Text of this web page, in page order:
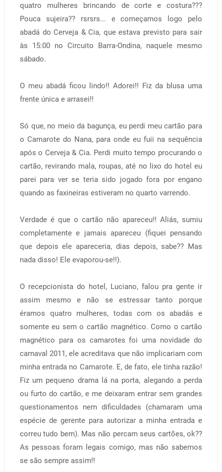
quatro mulheres brincando de corte e costura???
Pouca sujeira?? rsrsrs... e começamos logo pelo
abadá do Cerveja & Cia, que estava previsto para sair
às 15:00 no Circuito Barra-Ondina, naquele mesmo
sábado.
O meu abadá ficou lindo!! Adorei!! Fiz da blusa uma
frente única e arrasei!!
Só que, no meio da bagunça, eu perdi meu cartão para
o Camarote do Nana, para onde eu fuii na sequência
após o Cerveja & Cia. Perdi muito tempo procurando o
cartão, revirando mala, roupas, até no lixo do hotel eu
parei para ver se teria sido jogado fora por engano
quando as faxineiras estiveram no quarto varrendo.
Verdade é que o cartão não apareceu!! Aliás, sumiu
completamente e jamais apareceu (fiquei pensando
que depois ele apareceria, dias depois, sabe?? Mas
nada disso! Ele evaporou-se!!).
O recepcionista do hotel, Luciano, falou pra gente ir
assim mesmo e não se estressar tanto porque
éramos quatro mulheres, todas com os abadás e
somente eu sem o cartão magnético. Como o cartão
magnético para os camarotes foi uma novidade do
carnaval 2011, ele acreditava que não implicariam com
minha entrada no Camarote. E, de fato, ele tinha razão!
Fiz um pequeno drama lá na porta, alegando a perda
ou furto do cartão, e me deixaram entrar sem grandes
questionamentos nem dificuldades (chamaram uma
espécie de gerente para autorizar a minha entrada e
correu tudo bem). Mas não percam seus cartões, ok??
As pessoas foram legais comigo, mas não sabemos
se são sempre assim!!